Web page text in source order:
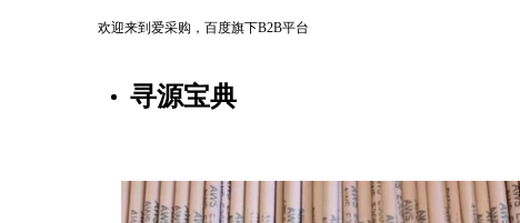
欢迎来到爱采购，百度旗下B2B平台
寻源宝典